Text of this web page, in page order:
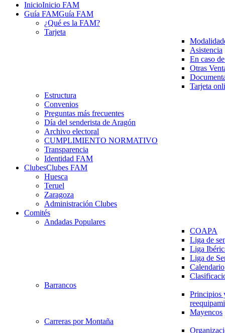
InicioInicio FAM
Guía FAMGuía FAM
¿Qué es la FAM?
Tarjeta
Asistencia
En caso
Otras
Tarjeta
Estructura
Convenios
Preguntas más frecuentes
Día del senderista de Aragón
Archivo electoral
CUMPLIMIENTO NORMATIVO
Transparencia
Identidad FAM
ClubesClubes FAM
Huesca
Teruel
Zaragoza
Administración Clubes
Comités
Andadas Populares
COAPA
Liga de
Liga
Liga de
Calendario
Barrancos
Principios
Mayencos
Carreras por Montaña